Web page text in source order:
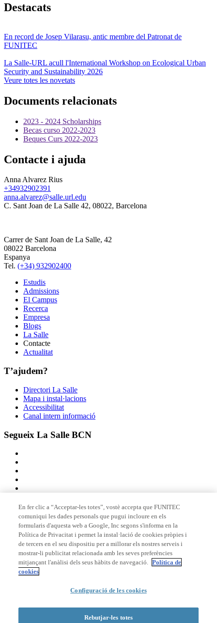
Destacats
En record de Josep Vilarasu, antic membre del Patronat de
FUNITEC
La Salle-URL acull l'International Workshop on Ecological Urban
Security and Sustainability 2026
Veure totes les novetats
Documents relacionats
2023 - 2024 Scholarships
Becas curso 2022-2023
Beques Curs 2022-2023
Contacte i ajuda
Anna Alvarez Rius
+34932902391
anna.alvarez@salle.url.edu
C. Sant Joan de La Salle 42, 08022, Barcelona
Carrer de Sant Joan de La Salle, 42
08022 Barcelona
Espanya
Tel. (+34) 932902400
Estudis
Admissions
El Campus
Recerca
Empresa
Blogs
La Salle
Contacte
Actualitat
T’ajudem?
Directori La Salle
Mapa i instal·lacions
Accessibilitat
Canal intern informació
Segueix La Salle BCN
Membre de
Acreditacions
© 2026 La Salle Campus Barcelona - URL |Avís legal
Formulari de cerca
En fer clic a “Acceptar-les totes”, vostè accepta que FUNITEC
comuniqui les dades personals que pugui incloure en els
formularis d'aquesta web a Google, Inc segons s'informa en la
Política de Privacitat i permet la instal·lació de cookies pròpies i
de tercers en el seu dispositiu per a millorar els nostres serveis i
mostrar-li publicitat relacionada amb les seves preferències
mitjançant l'anàlisi dels seus hàbits de navegació. Política de
cookies
Configuració de les cookies
Rebutjar-les totes